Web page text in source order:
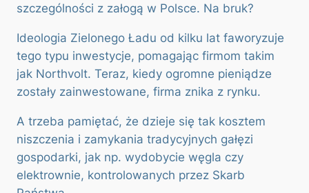
szczególności z załogą w Polsce. Na bruk?
Ideologia Zielonego Ładu od kilku lat faworyzuje
tego typu inwestycje, pomagając firmom takim
jak Northvolt. Teraz, kiedy ogromne pieniądze
zostały zainwestowane, firma znika z rynku.
A trzeba pamiętać, że dzieje się tak kosztem
niszczenia i zamykania tradycyjnych gałęzi
gospodarki, jak np. wydobycie węgla czy
elektrownie, kontrolowanych przez Skarb